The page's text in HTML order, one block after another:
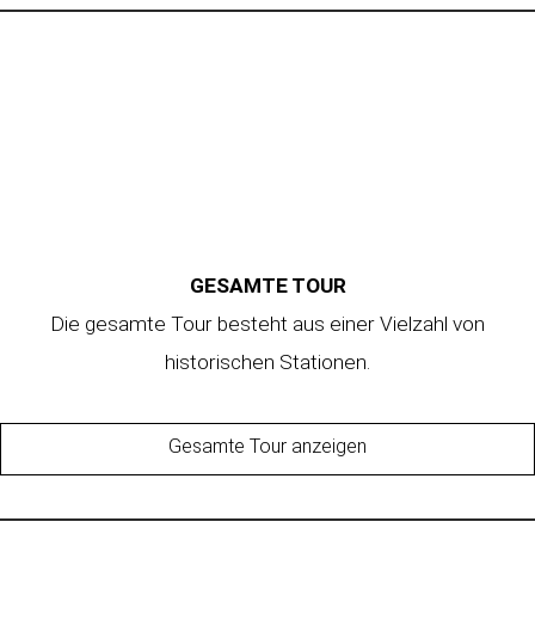
GESAMTE TOUR
Die gesamte Tour besteht aus einer Vielzahl von
historischen Stationen.
Gesamte Tour anzeigen